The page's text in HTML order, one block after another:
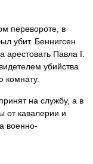
перевороте, в
убит. Беннигсен
арестовать Павла I.
убийства
комнату.
на службу, а в
от кавалерии и
военно-